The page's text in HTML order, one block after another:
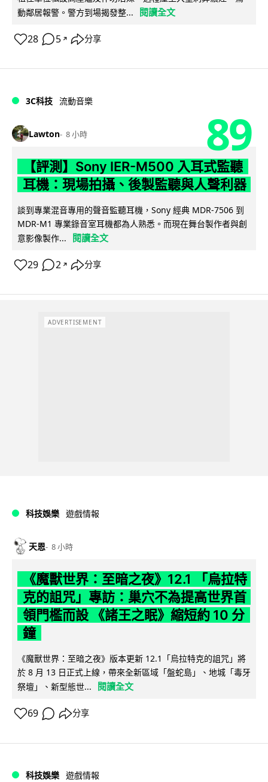
動鄰居報警。警方到場揭發整...
閱讀全文
28 5 ↗ 分享
3C科技 流動音樂
Lawton 8 小時 89
【評測】Sony IER-M500 入耳式監聽
耳機：現場拍攝、後製監聽與人聲利器
談到專業混音專用的聲音監聽耳機，Sony 經典 MDR-7506 到
MDR-M1 專業錄音室耳機都為人熟悉。而現在舞台製作者與創
意影像製作...
閱讀全文
29 2 ↗ 分享
ADVERTISEMENT
科技娛樂 遊戲情報
天恩 8 小時
《魔獸世界：至暗之夜》12.1 「烏拉特
克的詛咒」專訪：巢穴不為提高世界首
領門檻而設 《諸王之眠》縮短約 10 分
鐘
《魔獸世界：至暗之夜》版本更新 12.1「烏拉特克的詛咒」將
於 8 月 13 日正式上線，帶來全新區域「盤蛇島」、地城「毒牙
祭壇」、新型態世...
閱讀全文
69 分享
科技娛樂 遊戲情報